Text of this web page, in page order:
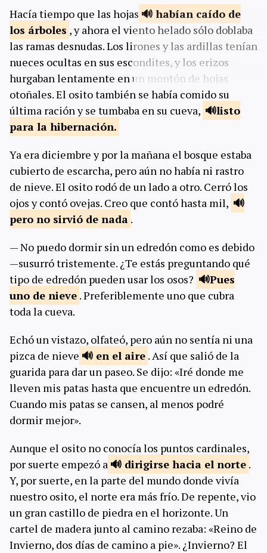
Hacía tiempo que las hojas
habían caído de
los árboles , y ahora el viento helado sólo doblaba
las ramas desnudas. Los lirones y las ardillas tenían
nueces ocultas en sus escondites, y los erizos
hurgaban lentamente en un montón de hojas
otoñales. El osito también se había comido su
última ración y se tumbaba en su cueva,
listo
para la hibernación.
Ya era diciembre y por la mañana el bosque estaba
cubierto de escarcha, pero aún no había ni rastro
de nieve. El osito rodó de un lado a otro. Cerró los
ojos y contó ovejas. Creo que contó hasta mil,
pero no sirvió de nada .
— No puedo dormir sin un edredón como es debido
—susurró tristemente. ¿Te estás preguntando qué
tipo de edredón pueden usar los osos?
Pues
uno de nieve . Preferiblemente uno que cubra
toda la cueva.
Echó un vistazo, olfateó, pero aún no sentía ni una
pizca de nieve
en el aire . Así que salió de la
guarida para dar un paseo. Se dijo: «Iré donde me
lleven mis patas hasta que encuentre un edredón.
Cuando mis patas se cansen, al menos podré
dormir mejor».
Aunque el osito no conocía los puntos cardinales,
por suerte empezó a
dirigirse hacia el norte .
Y, por suerte, en la parte del mundo donde vivía
nuestro osito, el norte era más frío. De repente, vio
un gran castillo de piedra en el horizonte. Un
cartel de madera junto al camino rezaba: «Reino de
Invierno, dos días de camino a pie». ¿Invierno? El